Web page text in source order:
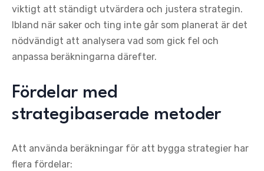
viktigt att ständigt utvärdera och justera strategin.
Ibland när saker och ting inte går som planerat är det
nödvändigt att analysera vad som gick fel och
anpassa beräkningarna därefter.
Fördelar med
strategibaserade metoder
Att använda beräkningar för att bygga strategier har
flera fördelar: